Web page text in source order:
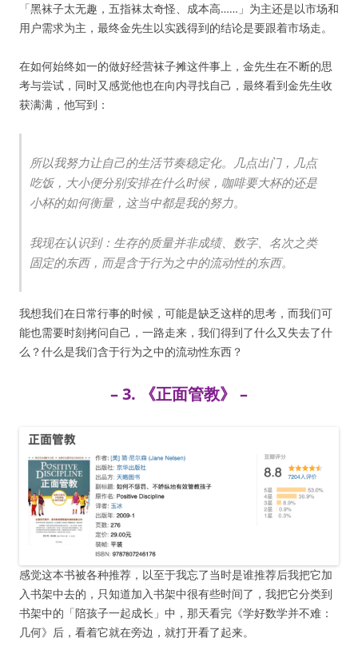
「黑袜子太无趣，五指袜太奇怪、成本高……」为主还是以市场和
用户需求为主，最终金先生以实践得到的结论是要跟着市场走。
在如何始终如一的做好经营袜子摊这件事上，金先生在不断的思
考与尝试，同时又感觉他也在向内寻找自己，最终看到金先生收
获满满，他写到：
所以我努力让自己的生活节奏稳定化。几点出门，几点
吃饭，大小便分别安排在什么时候，咖啡要大杯的还是
小杯的如何衡量，这当中都是我的努力。
我现在认识到：生存的质量并非成绩、数字、名次之类
固定的东西，而是含于行为之中的流动性的东西。
我想我们在日常行事的时候，可能是缺乏这样的思考，而我们可
能也需要时刻拷问自己，一路走来，我们得到了什么又失去了什
么？什么是我们含于行为之中的流动性东西？
– 3. 《正面管教》 –
感觉这本书被各种推荐，以至于我忘了当时是谁推荐后我把它加
入书架中去的，只知道加入书架中很有些时间了，我把它分类到
书架中的「陪孩子一起成长」中，那天看完《学好数学并不难：
几何》后，看着它就在旁边，就打开看了起来。